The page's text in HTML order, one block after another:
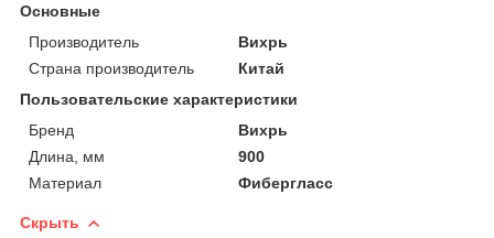
Основные
Производитель
Вихрь
Страна производитель
Китай
Пользовательские характеристики
Бренд
Вихрь
Длина, мм
900
Материал
Фибергласс
Скрыть